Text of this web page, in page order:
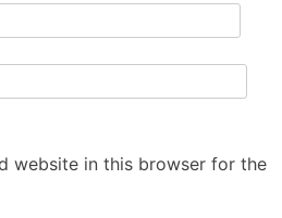
website in this browser for the